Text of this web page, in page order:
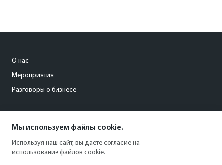
О нас
Мероприятия
Разговоры о бизнесе
+7 (495) 797-69-70
Мы используем файлы cookie.
Используя наш сайт, вы даете согласие на
использование файлов cookie.